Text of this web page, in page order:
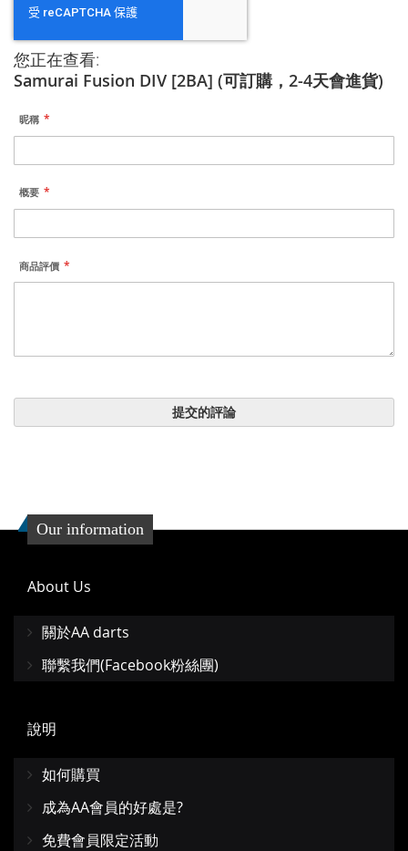
您正在查看:
Samurai Fusion DIV [2BA] (可訂購，2-4天會進貨)
昵稱
概要
商品評價
提交的評論
Our information
About Us
關於AA darts
聯繫我們(Facebook粉絲團)
說明
如何購買
成為AA會員的好處是?
免費會員限定活動